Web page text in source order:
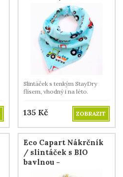
Slintáček s tenkým StayDry
flísem, vhodný i na léto.
135 Kč ZOBRAZIT
Eco Capart Nákrčník
/ slintáček s BIO
bavlnou -
Horkovzdušné balóny